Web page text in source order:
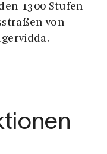
1300 Stufen
von